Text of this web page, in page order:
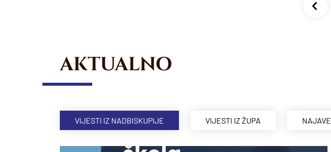
AKTUALNO
VIJESTI IZ NADBISKUPIJE VIJESTI IZ ŽUPA NAJAVE